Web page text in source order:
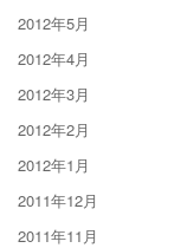
2012年5月
2012年4月
2012年3月
2012年2月
2012年1月
2011年12月
2011年11月